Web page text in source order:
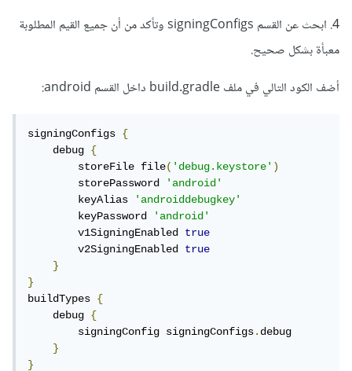
4. ابحث عن القسم signingConfigs وتأكد من أن جميع القيم المطلوبة
معبأة بشكل صحيح.
أضف الكود التالي في ملف build.gradle داخل القسم android:
signingConfigs {
    debug
{
        storeFile file
('debug.keystore')
        storePassword
'android'
        keyAlias
'androiddebugkey'
        keyPassword
'android'
        v1SigningEnabled
true
        v2SigningEnabled
true
}
}
buildTypes {
    debug
{
        signingConfig signingConfigs
.debug
}
}